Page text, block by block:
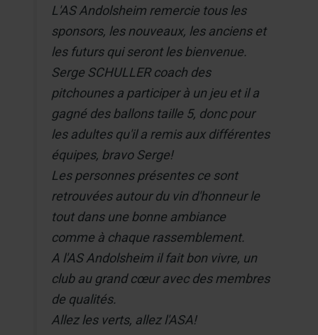
L'AS Andolsheim remercie tous les
sponsors, les nouveaux, les anciens et
les futurs qui seront les bienvenue.
Serge SCHULLER coach des
pitchounes a participer à un jeu et il a
gagné des ballons taille 5, donc pour
les adultes qu'il a remis aux différentes
équipes, bravo Serge!
Les personnes présentes ce sont
retrouvées autour du vin d'honneur le
tout dans une bonne ambiance
comme à chaque rassemblement.
A l'AS Andolsheim il fait bon vivre, un
club au grand cœur avec des membres
de qualités.
Allez les verts, allez l'ASA!